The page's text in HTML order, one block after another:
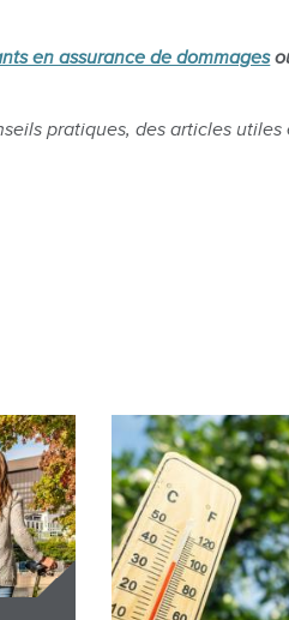
en assurance de dommages
pratiques, des articles
Image